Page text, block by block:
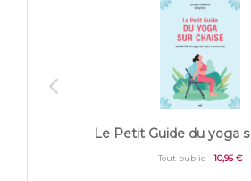
Le Petit Guide du yoga
Tout public 10,95 €